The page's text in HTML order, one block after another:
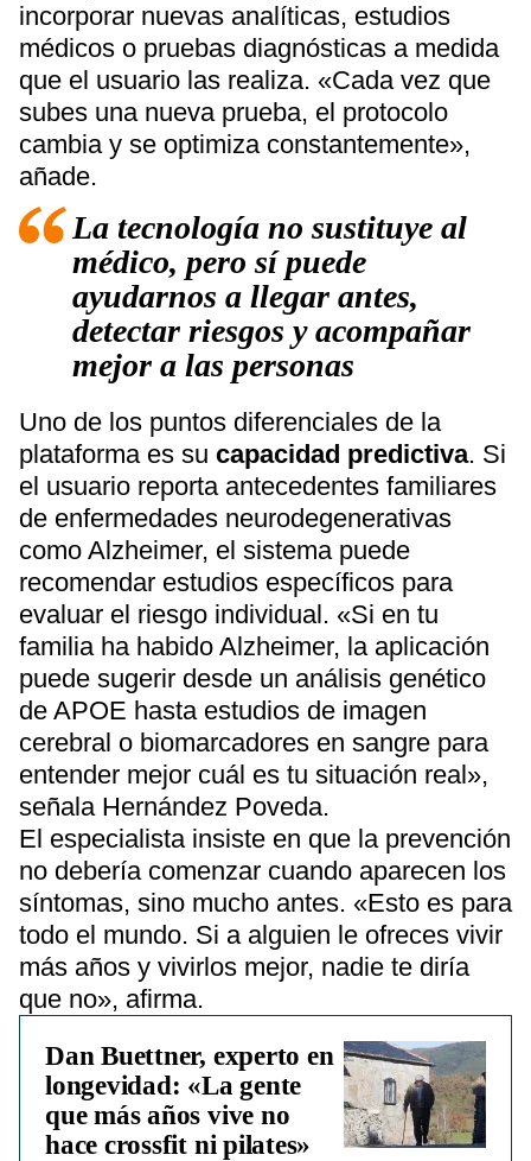
incorporar nuevas analíticas, estudios
médicos o pruebas diagnósticas a medida
que el usuario las realiza. «Cada vez que
subes una nueva prueba, el protocolo
cambia y se optimiza constantemente»,
añade.
La tecnología no sustituye al
médico, pero sí puede
ayudarnos a llegar antes,
detectar riesgos y acompañar
mejor a las personas
Uno de los puntos diferenciales de la
plataforma es su capacidad predictiva. Si
el usuario reporta antecedentes familiares
de enfermedades neurodegenerativas
como Alzheimer, el sistema puede
recomendar estudios específicos para
evaluar el riesgo individual. «Si en tu
familia ha habido Alzheimer, la aplicación
puede sugerir desde un análisis genético
de APOE hasta estudios de imagen
cerebral o biomarcadores en sangre para
entender mejor cuál es tu situación real»,
señala Hernández Poveda.
El especialista insiste en que la prevención
no debería comenzar cuando aparecen los
síntomas, sino mucho antes. «Esto es para
todo el mundo. Si a alguien le ofreces vivir
más años y vivirlos mejor, nadie te diría
que no», afirma.
Dan Buettner, experto en
longevidad: «La gente
que más años vive no
hace crossfit ni pilates»